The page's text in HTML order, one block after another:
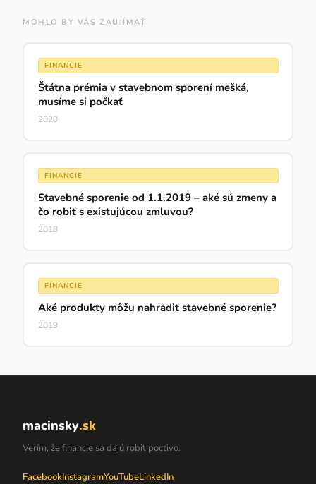
MOHLO BY VÁS ZAUJÍMAŤ
FINANCIE
Štátna prémia v stavebnom sporení mešká,
musíme si počkať
2020
FINANCIE
Stavebné sporenie od 1.1.2019 – aké sú zmeny a
čo robiť s existujúcou zmluvou?
2018
FINANCIE
Aké produkty môžu nahradiť stavebné sporenie?
2019
macinsky.sk
Verím, že financie sa dajú robiť poctivo.
FacebookInstagramYouTubeLinkedIn